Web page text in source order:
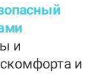
и
и